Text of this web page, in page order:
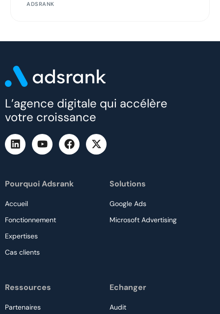
ADSRANK
L’agence digitale qui accélère
votre croissance
Pourquoi Adsrank
Accueil
Fonctionnement
Expertises
Cas clients
Solutions
Google Ads
Microsoft Advertising
Ressources
Partenaires
Echanger
Audit